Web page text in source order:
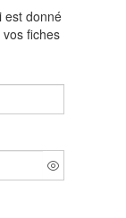
est donné
fiches